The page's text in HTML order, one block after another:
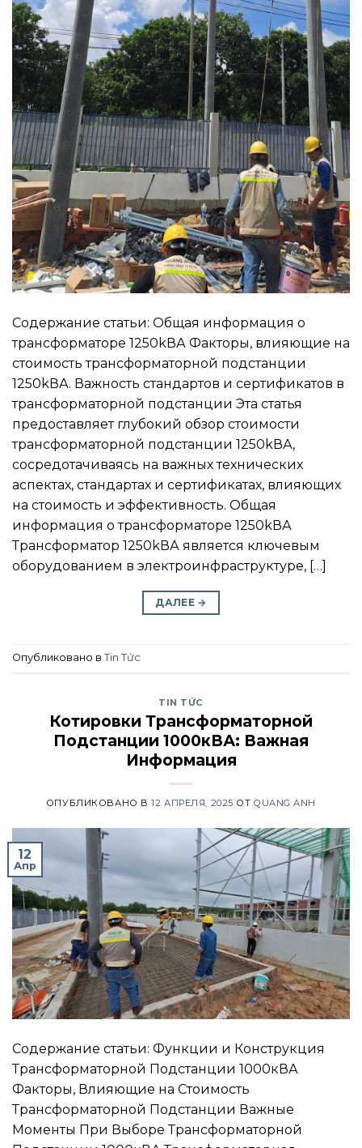
Содержание статьи: Общая информация о
трансформаторе 1250kВА Факторы, влияющие на
стоимость трансформаторной подстанции
1250kВА. Важность стандартов и сертификатов в
трансформаторной подстанции Эта статья
предоставляет глубокий обзор стоимости
трансформаторной подстанции 1250kВА,
сосредотачиваясь на важных технических
аспектах, стандартах и сертификатах, влияющих
на стоимость и эффективность. Общая
информация о трансформаторе 1250kВА
Трансформатор 1250kВА является ключевым
оборудованием в электроинфраструктуре, […]
ДАЛЕЕ →
Опубликовано в Tin Tức
TIN TỨC
Котировки Трансформаторной
Подстанции 1000кВА: Важная
Информация
ОПУБЛИКОВАНО В12 АПРЕЛЯ, 2025 ОТ QUANG ANH
12
Апр
Содержание статьи: Функции и Конструкция
Трансформаторной Подстанции 1000кВА
Факторы, Влияющие на Стоимость
Трансформаторной Подстанции Важные
Моменты При Выборе Трансформаторной